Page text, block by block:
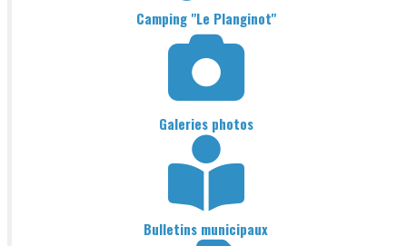
Camping "Le Planginot"
Galeries photos
Bulletins municipaux